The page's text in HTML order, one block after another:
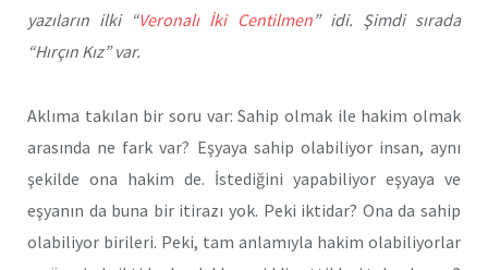
yazıların ilki “Veronalı İki Centilmen” idi. Şimdi sırada
“Hırçın Kız” var.
Aklıma takılan bir soru var: Sahip olmak ile hakim olmak
arasında ne fark var? Eşyaya sahip olabiliyor insan, aynı
şekilde ona hakim de. İstediğini yapabiliyor eşyaya ve
eşyanın da buna bir itirazı yok. Peki iktidar? Ona da sahip
olabiliyor birileri. Peki, tam anlamıyla hakim olabiliyorlar